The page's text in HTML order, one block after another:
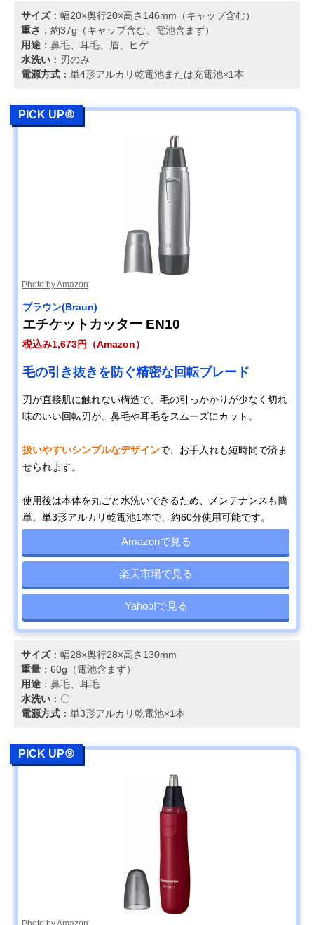
サイズ：幅20×奥行20×高さ146mm（キャップ含む）
重さ ：約37g（キャップ含む、電池含まず）
用途 ：鼻毛、耳毛、眉、ヒゲ
水洗い ：刃のみ
電源方式 ：単4形アルカリ乾電池または充電池×1本
PICK UP⑧
Photo by Amazon
ブラウン(Braun)
エチケットカッター EN10
税込み1,673円（Amazon）
毛の引き抜きを防ぐ精密な回転ブレード
刃が直接肌に触れない構造で、毛の引っかかりが少なく切れ
味のいい回転刃が、鼻毛や耳毛をスムーズにカット。
扱いやすいシンプルなデザインで、お手入れも短時間で済ま
せられます。
使用後は本体を丸ごと水洗いできるため、メンテナンスも簡
単。単3形アルカリ乾電池1本で、約60分使用可能です。
Amazonで見る
楽天市場で見る
Yahoo!で見る
サイズ：幅28×奥行28×高さ130mm
重量 ：60g（電池含まず）
用途 ：鼻毛、耳毛
水洗い ：〇
電源方式 ：単3形アルカリ乾電池×1本
PICK UP⑨